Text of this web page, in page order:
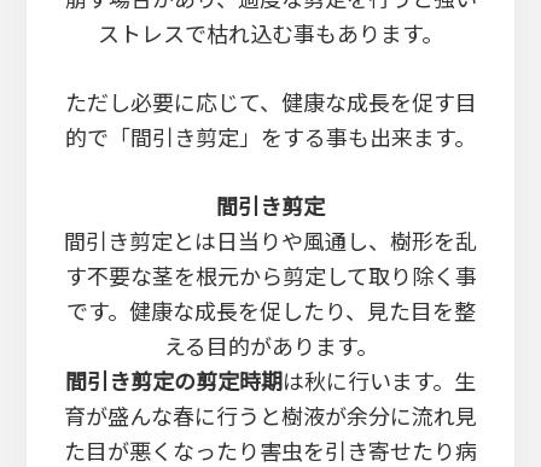
ストレスで枯れ込む事もあります。
ただし必要に応じて、健康な成長を促す目
的で「間引き剪定」をする事も出来ます。
間引き剪定
間引き剪定とは日当りや風通し、樹形を乱
す不要な茎を根元から剪定して取り除く事
です。健康な成長を促したり、見た目を整
える目的があります。
間引き剪定の剪定時期は秋に行います。生
育が盛んな春に行うと樹液が余分に流れ見
た目が悪くなったり害虫を引き寄せたり病